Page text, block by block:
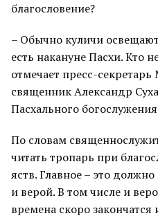
благословение?
– Обычно куличи
есть накануне Пасхи. Кто
отмечает пресс-
священник Александр
Пасхального
По словам
читать тропарь при
яств. Главное – это
и верой. В том числе и
времена скоро